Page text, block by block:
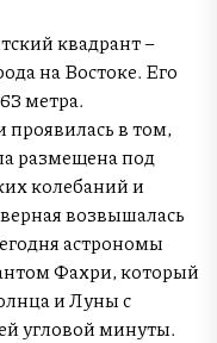
квадрант –
на Востоке. Его
метра.
в том,
размещена под
колебаний и
возвышалась
астрономы
Фахри, который
и Луны с
угловой минуты.